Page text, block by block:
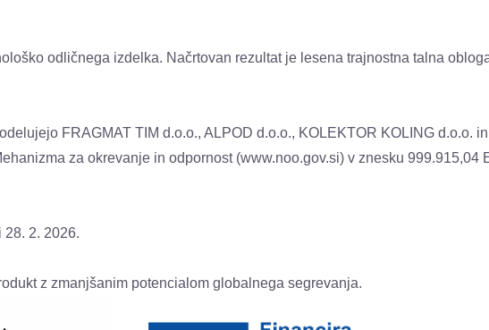
odličnega izdelka. Načrtovan rezultat je lesena trajnostna talna
FRAGMAT TIM d.o.o., ALPOD d.o.o., KOLEKTOR KOLING d.o.o.
za okrevanje in odpornost(www.noo.gov.si) v znesku 999.915,04
28. 2. 2026.
z zmanjšanim potencialom globalnega segrevanja.